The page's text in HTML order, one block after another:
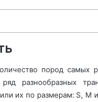
пород самых
разнообразных
их по размерам: S, М